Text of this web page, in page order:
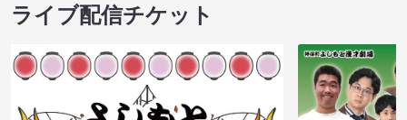
ライブ配信チケット